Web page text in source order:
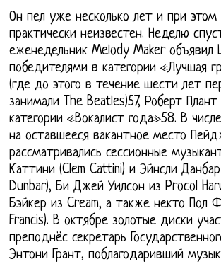
Он пел уже несколько лет и при этом
практически неизвестен. Неделю
еженедельник Melody Maker объявил
победителями в категории «Лучшая
(где до этого в течение шести лет
занимали The Beatles)57, Роберт
категории «Вокалист года»58. В
на оставшееся вакантное место
рассматривались сессионные
Каттини (Clem Cattini) и Эйнсли
Dunbar), Би Джей Уилсон из Procol
Бэйкер из Cream, а также некто Пол
Francis). В октябре золотые диски
преподнёс секретарь
Энтони Грант, поблагодаривший